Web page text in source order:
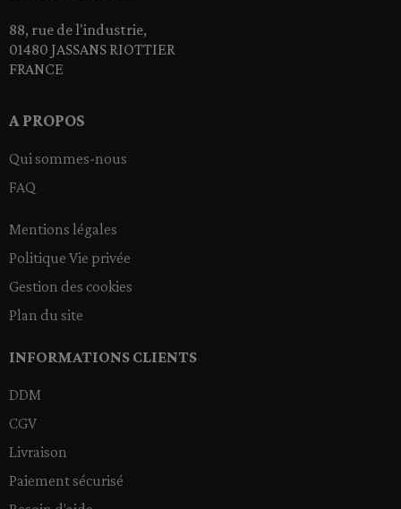
88, rue de l'industrie,
01480 JASSANS RIOTTIER
FRANCE
A PROPOS
Qui sommes-nous
FAQ
Mentions légales
Politique Vie privée
Gestion des cookies
Plan du site
INFORMATIONS CLIENTS
DDM
CGV
Livraison
Paiement sécurisé